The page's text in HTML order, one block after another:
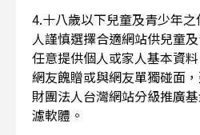
4.十八歲以下兒童及青少年
人謹慎選擇合適網站供兒童
任意提供個人或家人基本資
網友餽贈或與網友單獨碰面
財團法人台灣網站分級推廣
濾軟體。